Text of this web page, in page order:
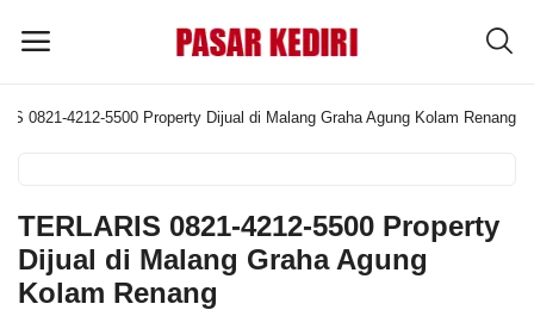
MENU UTAMA
Kategori
0821-4212-5500 Property Dijual di Malang Graha Agung Kolam Renang
TERLARIS 0821-4212-5500 Property
Dijual di Malang Graha Agung
Kolam Renang